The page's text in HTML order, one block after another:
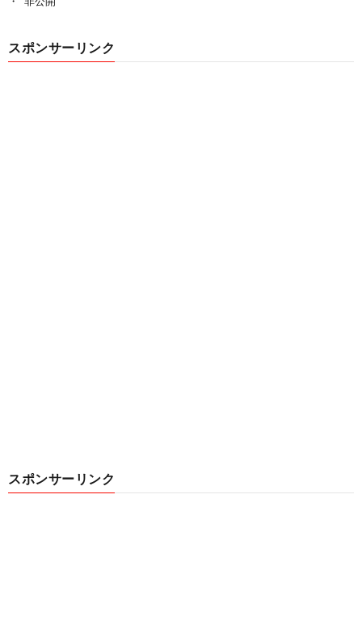
スポンサーリンク
スポンサーリンク